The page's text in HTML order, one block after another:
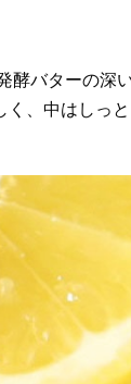
酵バターの
、中はしっ